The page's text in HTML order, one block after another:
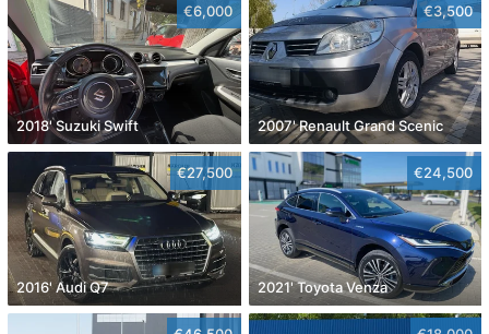
€6,000
2018' Suzuki Swift
€3,500
2007' Renault Grand Scenic
€27,500
2016' Audi Q7
€24,500
2021' Toyota Venza